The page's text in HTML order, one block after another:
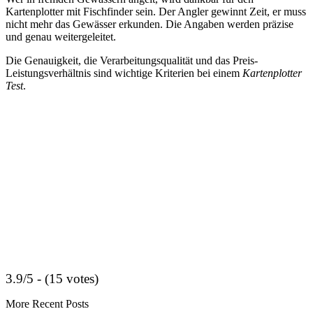
Kartenplotter mit Fischfinder sein. Der Angler gewinnt Zeit, er muss
nicht mehr das Gewässer erkunden. Die Angaben werden präzise
und genau weitergeleitet.
Die Genauigkeit, die Verarbeitungsqualität und das Preis-
Leistungsverhältnis sind wichtige Kriterien bei einem Kartenplotter
Test.
3.9/5 - (15 votes)
More Recent Posts